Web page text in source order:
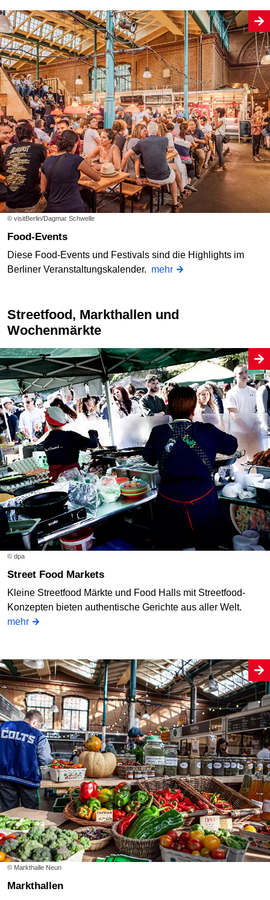
© visitBerlin/Dagmar Schwelle
Food-Events
Diese Food-Events und Festivals sind die Highlights im
Berliner Veranstaltungskalender. mehr
Streetfood, Markthallen und
Wochenmärkte
© dpa
Street Food Markets
Kleine Streetfood Märkte und Food Halls mit Streetfood-
Konzepten bieten authentische Gerichte aus aller Welt.
mehr
© Markthalle Neun
Markthallen